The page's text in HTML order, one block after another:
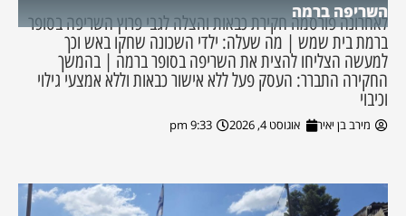
השריפה ברמה
לאחרונה פורסמה חקירת כבאות והצלה לגבי פרוץ השריפה בסופר
ברמת בית שמש | מה שעלה: ילדי השכונה שחקו באש וכך
למעשה הצליחו להצית את השריפה בסופר ברמה | בהמשך
החקירה התברר: העסק פעל ללא אישור כבאות וללא אמצעי גילוי
וכיבוי
מירב בן יאיר אוגוסט 4, 2026 9:33 pm